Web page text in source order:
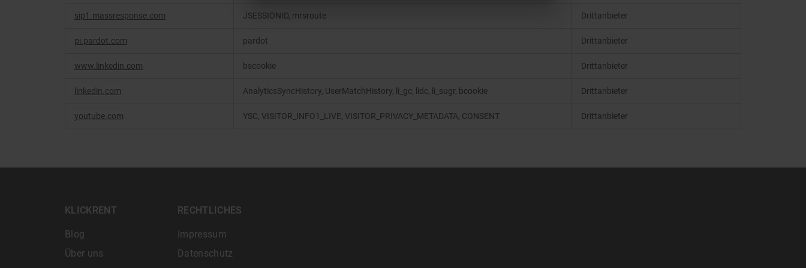
sip1.massresponse.com JSESSIONID, mrsroute Drittanbieter
pi.pardot.com pardot Drittanbieter
www.linkedin.com bscookie Drittanbieter
linkedin.com AnalyticsSyncHistory, UserMatchHistory, li_gc, lidc, li_sugr, bcookie Drittanbieter
youtube.com YSC, VISITOR_INFO1_LIVE, VISITOR_PRIVACY_METADATA, CONSENT Drittanbieter
KLICKRENT
Blog
Über uns
RECHTLICHES
Impressum
Datenschutz